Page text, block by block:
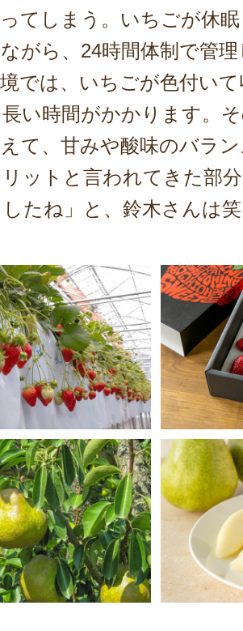
てしまう。いちごが休
がら、24時間体制で管
境では、いちごが色付い
い時間がかかります。
て、甘みや酸味のバラ
ットと言われてきた部
したね」と、鈴木さんは